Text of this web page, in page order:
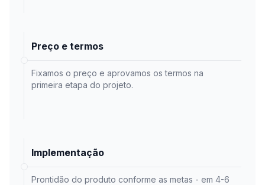
Preço e termos
Fixamos o preço e aprovamos os termos na
primeira etapa do projeto.
Implementação
Prontidão do produto conforme as metas - em 4-6